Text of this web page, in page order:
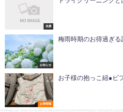
洗濯
お知らせ
梅雨時期のお得過ぎる
お得情報
お子様の抱っこ紐●ビ